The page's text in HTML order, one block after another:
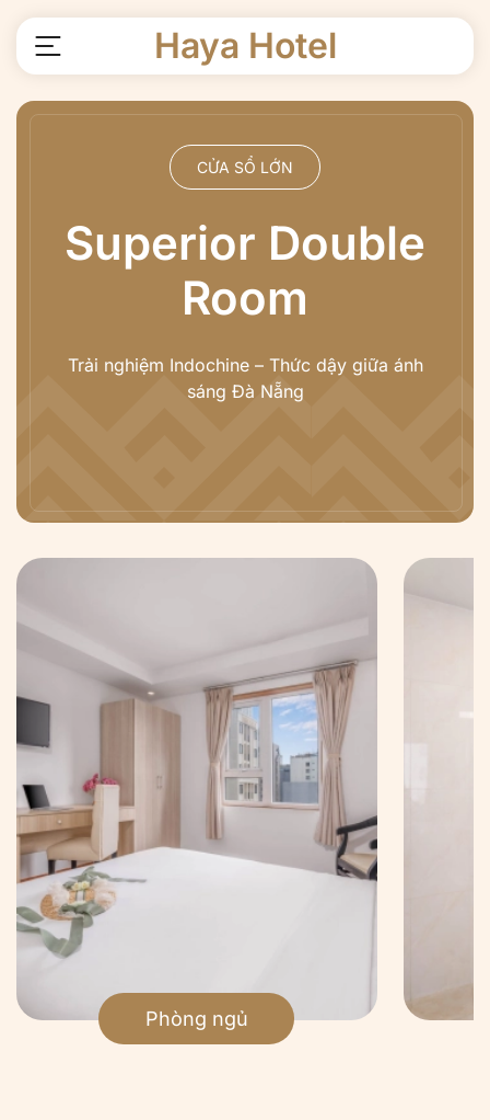
Skip to main contentHaya Hotel
CỬA SỔ LỚN
Superior Double
Room
Trải nghiệm Indochine – Thức dậy giữa ánh
sáng Đà Nẵng
Phòng ngủ